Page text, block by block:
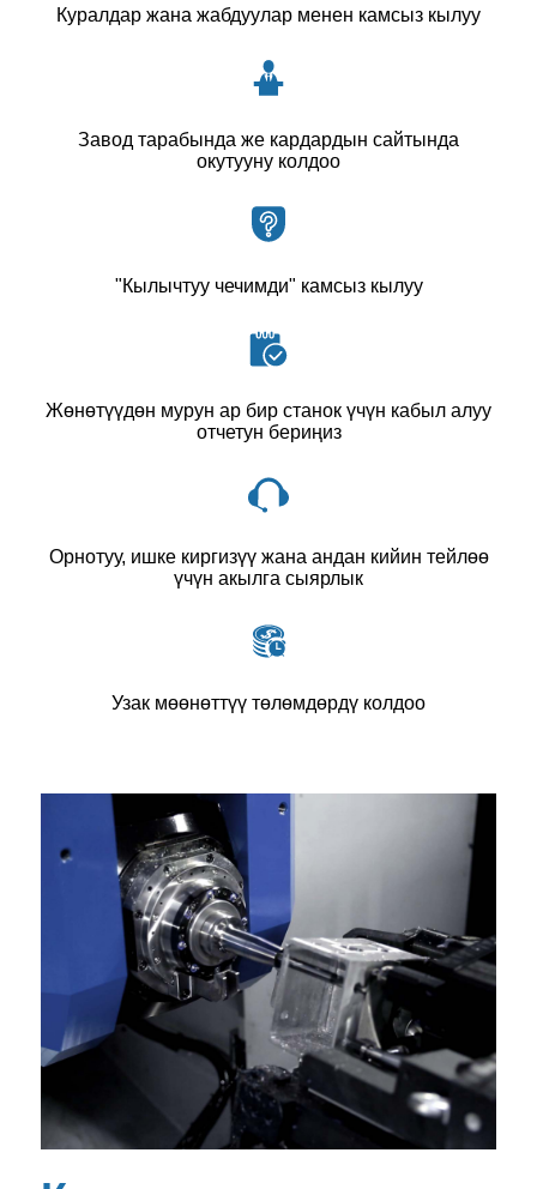
Куралдар жана жабдуулар менен камсыз кылуу
Завод тарабында же кардардын сайтында
окутууну колдоо
"Кылычтуу чечимди" камсыз кылуу
Жөнөтүүдөн мурун ар бир станок үчүн кабыл алуу
отчетун бериңиз
Орнотуу, ишке киргизүү жана андан кийин тейлөө
үчүн акылга сыярлык
Узак мөөнөттүү төлөмдөрдү колдоо